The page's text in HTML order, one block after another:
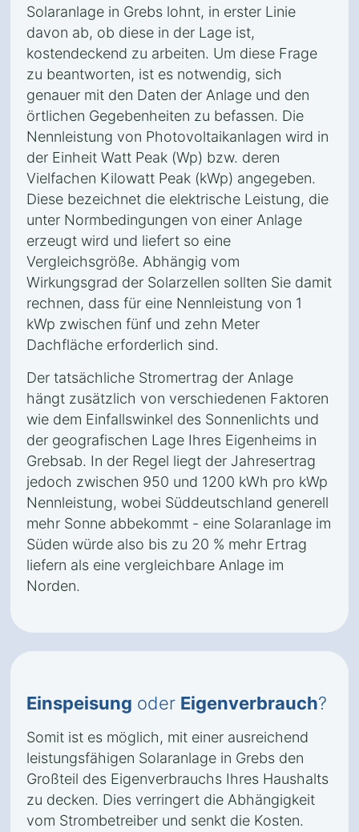
Solaranlage in Grebs lohnt, in erster Linie
davon ab, ob diese in der Lage ist,
kostendeckend zu arbeiten. Um diese Frage
zu beantworten, ist es notwendig, sich
genauer mit den Daten der Anlage und den
örtlichen Gegebenheiten zu befassen. Die
Nennleistung von Photovoltaikanlagen wird in
der Einheit Watt Peak (Wp) bzw. deren
Vielfachen Kilowatt Peak (kWp) angegeben.
Diese bezeichnet die elektrische Leistung, die
unter Normbedingungen von einer Anlage
erzeugt wird und liefert so eine
Vergleichsgröße. Abhängig vom
Wirkungsgrad der Solarzellen sollten Sie damit
rechnen, dass für eine Nennleistung von 1
kWp zwischen fünf und zehn Meter
Dachfläche erforderlich sind.
Der tatsächliche Stromertrag der Anlage
hängt zusätzlich von verschiedenen Faktoren
wie dem Einfallswinkel des Sonnenlichts und
der geografischen Lage Ihres Eigenheims in
Grebsab. In der Regel liegt der Jahresertrag
jedoch zwischen 950 und 1200 kWh pro kWp
Nennleistung, wobei Süddeutschland generell
mehr Sonne abbekommt - eine Solaranlage im
Süden würde also bis zu 20 % mehr Ertrag
liefern als eine vergleichbare Anlage im
Norden.
Einspeisung oder Eigenverbrauch?
Somit ist es möglich, mit einer ausreichend
leistungsfähigen Solaranlage in Grebs den
Großteil des Eigenverbrauchs Ihres Haushalts
zu decken. Dies verringert die Abhängigkeit
vom Strombetreiber und senkt die Kosten.